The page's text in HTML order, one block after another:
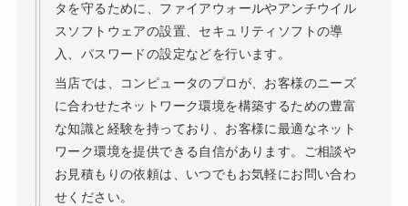
タを守るために、ファイアウォールやアンチウイル
スソフトウェアの設置、セキュリティソフトの導
入、パスワードの設定などを行います。
当店では、コンピュータのプロが、お客様のニーズ
に合わせたネットワーク環境を構築するための豊富
な知識と経験を持っており、お客様に最適なネット
ワーク環境を提供できる自信があります。ご相談や
お見積もりの依頼は、いつでもお気軽にお問い合わ
せください。